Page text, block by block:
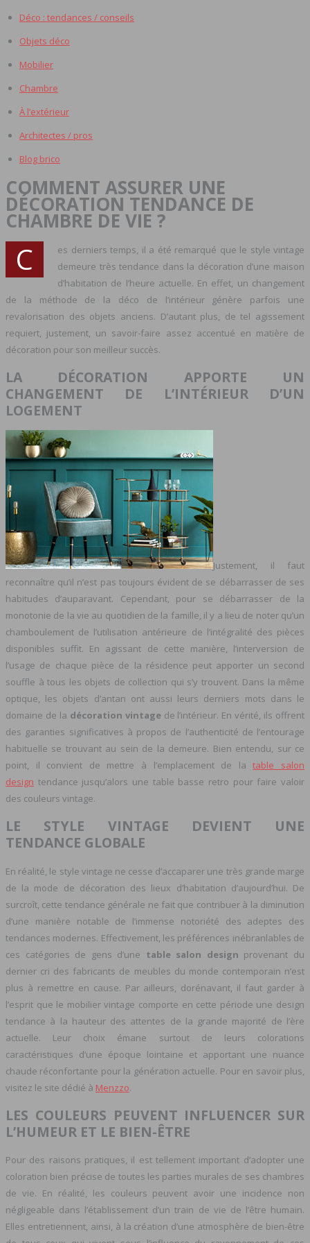
Déco : tendances / conseils
Objets déco
Mobilier
Chambre
À l’extérieur
Architectes / pros
Blog brico
COMMENT ASSURER UNE
DÉCORATION TENDANCE DE
CHAMBRE DE VIE ?
C
es derniers temps, il a été remarqué que le style vintage
demeure très tendance dans la décoration d’une maison
d’habitation de l’heure actuelle. En effet, un changement
de la méthode de la déco de l’intérieur génère parfois une
revalorisation des objets anciens. D’autant plus, de tel agissement
requiert, justement, un savoir-faire assez accentué en matière de
décoration pour son meilleur succès.
LA DÉCORATION APPORTE UN
CHANGEMENT DE L’INTÉRIEUR D’UN
LOGEMENT
Justement, il faut
reconnaître qu’il n’est pas toujours évident de se débarrasser de ses
habitudes d’auparavant. Cependant, pour se débarrasser de la
monotonie de la vie au quotidien de la famille, il y a lieu de noter qu’un
chamboulement de l’utilisation antérieure de l’intégralité des pièces
disponibles suffit. En agissant de cette manière, l’interversion de
l’usage de chaque pièce de la résidence peut apporter un second
souffle à tous les objets de collection qui s’y trouvent. Dans la même
optique, les objets d’antan ont aussi leurs derniers mots dans le
domaine de la décoration vintage de l’intérieur. En vérité, ils offrent
des garanties significatives à propos de l’authenticité de l’entourage
habituelle se trouvant au sein de la demeure. Bien entendu, sur ce
point, il convient de mettre à l’emplacement de latable salon
design tendance jusqu’alors une table basse retro pour faire valoir
des couleurs vintage.
LE STYLE VINTAGE DEVIENT UNE
TENDANCE GLOBALE
En réalité, le style vintage ne cesse d’accaparer une très grande marge
de la mode de décoration des lieux d’habitation d’aujourd’hui. De
surcroît, cette tendance générale ne fait que contribuer à la diminution
d’une manière notable de l’immense notoriété des adeptes des
tendances modernes. Effectivement, les préférences inébranlables de
ces catégories de gens d’une table salon design provenant du
dernier cri des fabricants de meubles du monde contemporain n’est
plus à remettre en cause. Par ailleurs, dorénavant, il faut garder à
l’esprit que le mobilier vintage comporte en cette période une design
tendance à la hauteur des attentes de la grande majorité de l’ère
actuelle. Leur choix émane surtout de leurs colorations
caractéristiques d’une époque lointaine et apportant une nuance
chaude réconfortante pour la génération actuelle. Pour en savoir plus,
visitez le site dédié à Menzzo.
LES COULEURS PEUVENT INFLUENCER SUR
L’HUMEUR ET LE BIEN-ÊTRE
Pour des raisons pratiques, il est tellement important d’adopter une
coloration bien précise de toutes les parties murales de ses chambres
de vie. En réalité, les couleurs peuvent avoir une incidence non
négligeable dans l’établissement d’un train de vie de l’être humain.
Elles entretiennent, ainsi, à la création d’une atmosphère de bien-être